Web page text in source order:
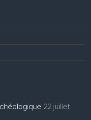
22 juillet